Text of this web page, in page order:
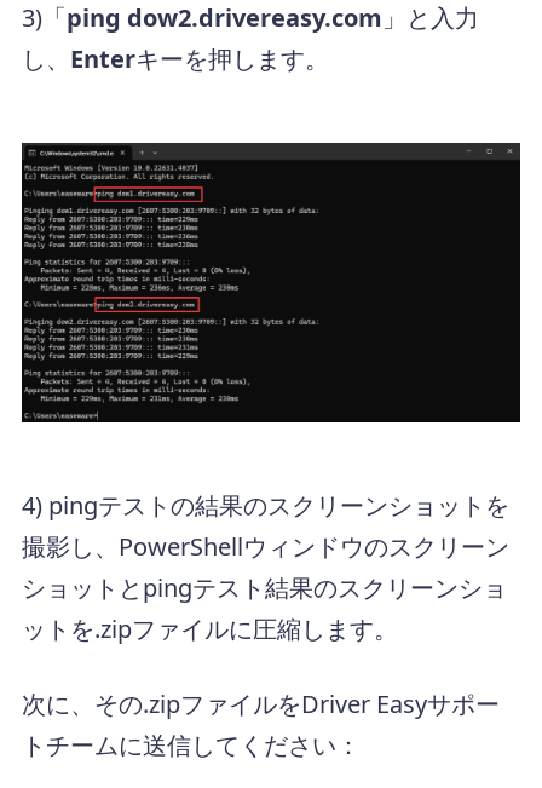
3)「ping dow2.drivereasy.com 」と入力
し、 Enterキーを押します。
4) pingテストの結果のスクリーンショットを
撮影し、PowerShellウィンドウのスクリーン
ショットとpingテスト結果のスクリーンショ
ットを.zipファイルに圧縮します。
次に、その.zipファイルをDriver Easyサポー
トチームに送信してください：